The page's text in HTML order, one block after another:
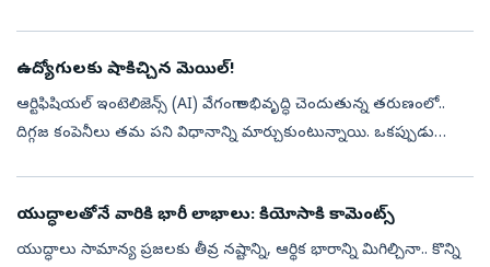
ఉద్యోగులకు షాకిచ్చిన మెయిల్!
ఆర్టిఫిషియల్ ఇంటెలిజెన్స్ (AI) వేగంగా అభివృద్ధి చెందుతున్న తరుణంలో..
దిగ్గజ కంపెనీలు తమ పని విధానాన్ని మార్చుకుంటున్నాయి. ఒకప్పుడు
యుద్ధాలతోనే వారికి భారీ లాభాలు: కియోసాకి కామెంట్స్‌
యుద్ధాలు సామాన్య ప్రజలకు తీవ్ర నష్టాన్ని, ఆర్థిక భారాన్ని మిగిల్చినా.. కొన్ని